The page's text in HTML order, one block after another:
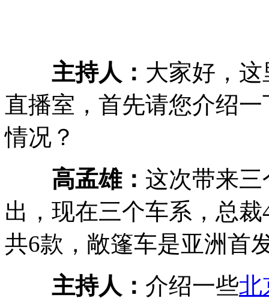
主持人： 大家好，这
直播室，首先请您介绍一
情况？
高孟雄： 这次带来
出，现在三个车系，总
共6款，敞篷车是亚洲首
主持人： 介绍一些北